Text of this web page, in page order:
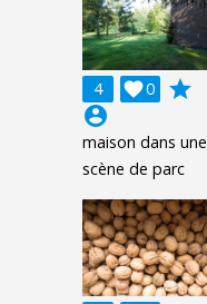
4 0

grade
account_circle
maison dans une
scène de parc